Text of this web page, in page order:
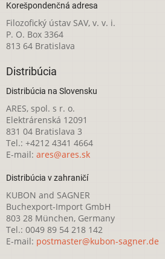
Korešpondenčná adresa
Filozofický ústav SAV, v. v. i.
P. O. Box 3364
813 64 Bratislava
Distribúcia
Distribúcia na Slovensku
ARES, spol. s r. o.
Elektrárenská 12091
831 04 Bratislava 3
Tel.: +4212 4341 4664
E-mail: ares@ares.sk
Distribúcia v zahraničí
KUBON and SAGNER
Buchexport-Import GmbH
803 28 München, Germany
Tel.: 0049 89 54 218 142
E-mail: postmaster@kubon-sagner.de